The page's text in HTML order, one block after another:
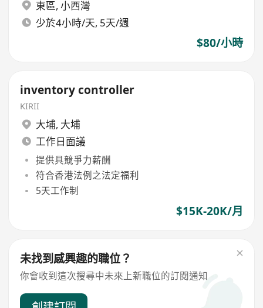
東區, 小西灣
少於4小時/天, 5天/週
$80/小時
inventory controller
KIRII
大埔, 大埔
工作日面議
提供具競爭力薪酬
符合香港法例之法定福利
5天工作制
$15K-20K/月
未找到感興趣的職位？
你會收到這次搜尋中未來上新職位的訂閱通知